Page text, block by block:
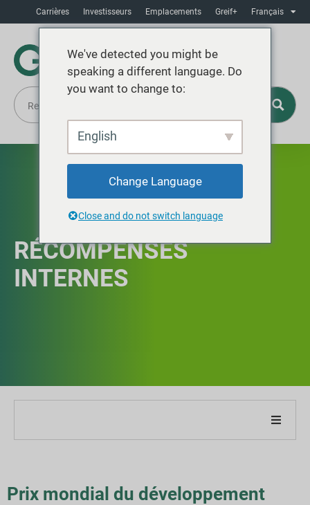
Carrières Investisseurs Emplacements Greif+ Français
RÉCOMPENSES
INTERNES
À propos de notre rapport
Prix mondial du développement
We've detected you might be
speaking a different language. Do
you want to change to:
English
Change Language
Close and do not switch language